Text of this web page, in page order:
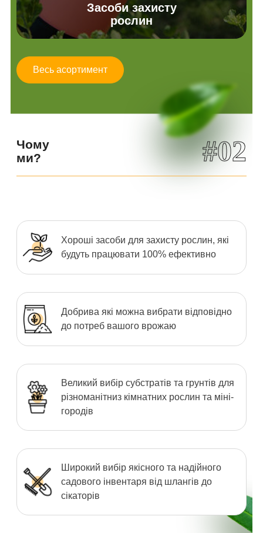
Засоби захисту
рослин
Весь асортимент
Чому
ми?
#02
Хороші засоби для захисту рослин, які
будуть працювати 100% ефективно
Добрива які можна вибрати відповідно
до потреб вашого врожаю
Великий вибір субстратів та грунтів для
різноманітниз кімнатних рослин та міні-
городів
Широкий вибір якісного та надійного
садового інвентаря від шлангів до
сікаторів